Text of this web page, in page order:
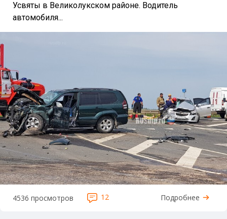
Усвяты в Великолукском районе. Водитель
автомобиля...
4536 просмотров 12 Подробнее